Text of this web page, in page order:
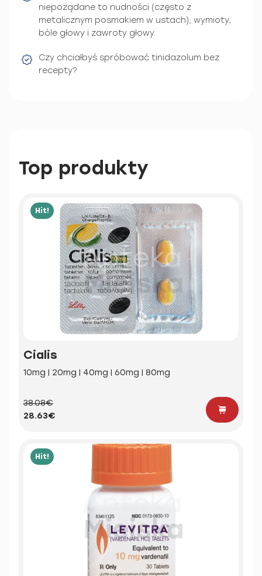
niepożądane to nudności (często z
metalicznym posmakiem w ustach), wymioty,
bóle głowy i zawroty głowy.
Czy chciałbyś spróbować tinidazolum bez
recepty?
Top produkty
Hit!
Cialis
10mg | 20mg | 40mg | 60mg | 80mg
38.08€
28.63€
Hit!